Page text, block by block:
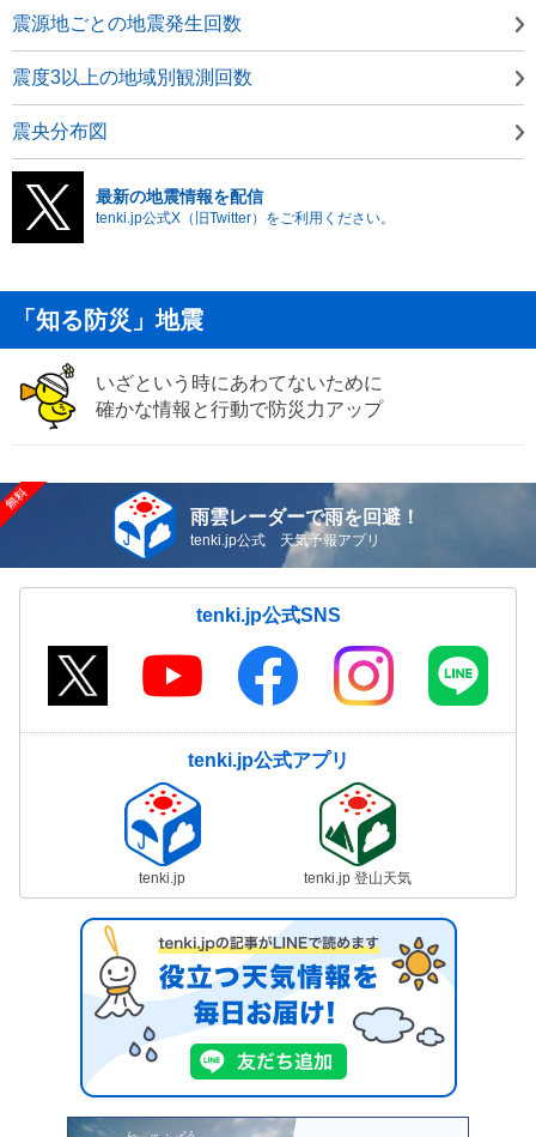
震源地ごとの地震発生回数
震度3以上の地域別観測回数
震央分布図
最新の地震情報を配信
tenki.jp公式X（旧Twitter）をご利用ください。
「知る防災」地震
いざという時にあわてないために
確かな情報と行動で防災力アップ
雨雲レーダーで雨を回避！
tenki.jp公式 天気予報アプリ
tenki.jp公式SNS
tenki.jp公式アプリ
tenki.jp tenki.jp 登山天気